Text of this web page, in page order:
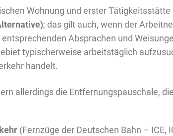
Wohnung und erster
; das gilt auch, wenn der
Absprachen und
typischerweise arbeitstäglich
handelt.
allerdings die Entfernungspauschale,
(Fernzüge der Deutschen Bahn – ICE,